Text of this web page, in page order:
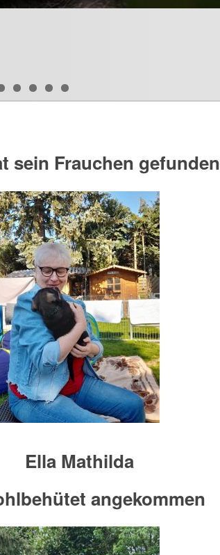
sein Frauchen gefunden
Ella Mathilda
angekommen